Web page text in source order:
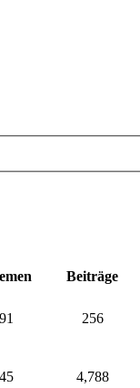
Beiträge
91 256
45 4,788